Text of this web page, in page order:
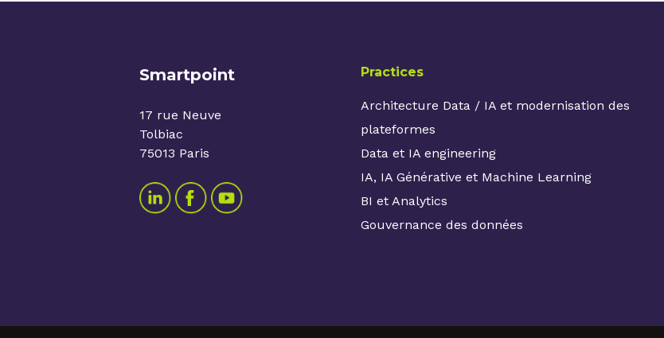
Smartpoint
17 rue Neuve
Tolbiac
75013 Paris
Practices
Architecture Data / IA et modernisation des
plateformes
Data et IA engineering
IA, IA Générative et Machine Learning
BI et Analytics
Gouvernance des données